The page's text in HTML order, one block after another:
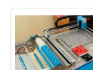
SHOPPING
LINE